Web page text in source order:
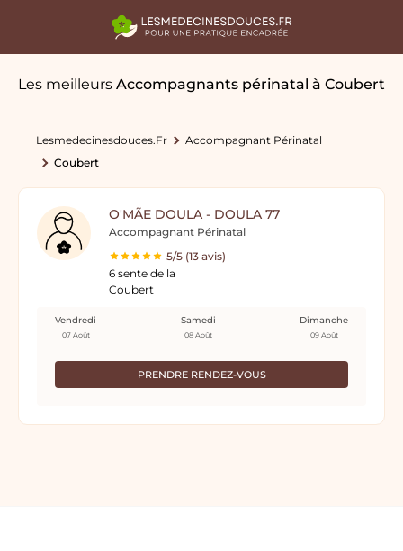
Les meilleurs Accompagnants périnatal à Coubert
Lesmedecinesdouces.fr
Accompagnant Périnatal
Coubert
O'MÃE DOULA - DOULA 77
Accompagnant Périnatal
5/5 (13 avis)
6 sente de la
Coubert
PRENDRE RENDEZ-VOUS
Vendredi
07 Août
Samedi
08 Août
Dimanche
09 Août